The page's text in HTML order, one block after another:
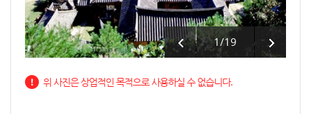
1/19
위 사진은 상업적인 목적으로 사용하실 수 없습니다.